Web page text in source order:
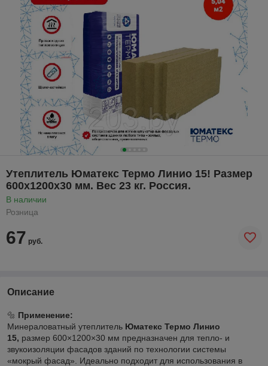
Утеплитель Юматекс Термо Линио 15! Размер
600х1200х30 мм. Вес 23 кг. Россия.
В наличии
Розница
67 руб.
Описание
🔩 Применение:
Минераловатный утеплитель Юматекс Термо Линио
15, размер 600×1200×30 мм предназначен для тепло- и
звукоизоляции фасадов зданий по технологии системы
«мокрый фасад». Идеально подходит для использования в